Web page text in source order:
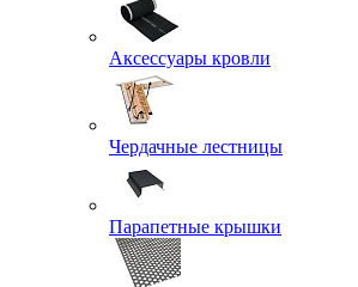
Аксессуары кровли
Чердачные лестницы
Парапетные крышки